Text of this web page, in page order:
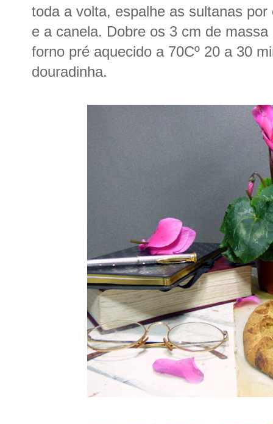
toda a volta, espalhe as sultanas
e a canela. Dobre os 3 cm de
forno pré aquecido a 70Cº 20 a 30
douradinha.